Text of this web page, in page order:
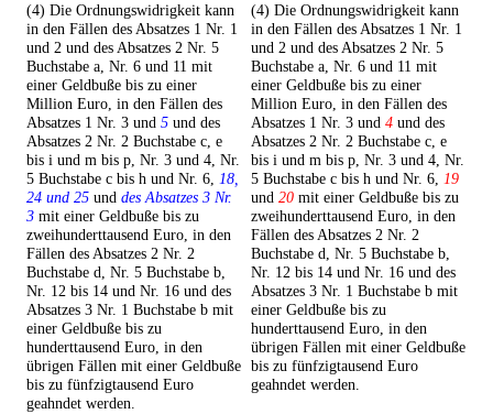
(4) Die Ordnungswidrigkeit kann
in den Fällen des Absatzes 1 Nr. 1
und 2 und des Absatzes 2 Nr. 5
Buchstabe a, Nr. 6 und 11 mit
einer Geldbuße bis zu einer
Million Euro, in den Fällen des
Absatzes 1 Nr. 3 und 5 und des
Absatzes 2 Nr. 2 Buchstabe c, e
bis i und m bis p, Nr. 3 und 4, Nr.
5 Buchstabe c bis h und Nr. 6, 18,
24 und 25 und des Absatzes 3 Nr.
3 mit einer Geldbuße bis zu
zweihunderttausend Euro, in den
Fällen des Absatzes 2 Nr. 2
Buchstabe d, Nr. 5 Buchstabe b,
Nr. 12 bis 14 und Nr. 16 und des
Absatzes 3 Nr. 1 Buchstabe b mit
einer Geldbuße bis zu
hunderttausend Euro, in den
übrigen Fällen mit einer Geldbuße
bis zu fünfzigtausend Euro
geahndet werden.
(4) Die Ordnungswidrigkeit kann
in den Fällen des Absatzes 1 Nr. 1
und 2 und des Absatzes 2 Nr. 5
Buchstabe a, Nr. 6 und 11 mit
einer Geldbuße bis zu einer
Million Euro, in den Fällen des
Absatzes 1 Nr. 3 und 4 und des
Absatzes 2 Nr. 2 Buchstabe c, e
bis i und m bis p, Nr. 3 und 4, Nr.
5 Buchstabe c bis h und Nr. 6, 19
und 20 mit einer Geldbuße bis zu
zweihunderttausend Euro, in den
Fällen des Absatzes 2 Nr. 2
Buchstabe d, Nr. 5 Buchstabe b,
Nr. 12 bis 14 und Nr. 16 und des
Absatzes 3 Nr. 1 Buchstabe b mit
einer Geldbuße bis zu
hunderttausend Euro, in den
übrigen Fällen mit einer Geldbuße
bis zu fünfzigtausend Euro
geahndet werden.